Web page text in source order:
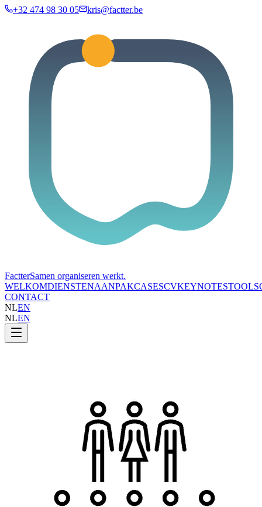
+32 474 98 30 05 kris@factter.be
FactterSamen organiseren werkt.
WELKOMDIENSTENAANPAKCASESCVKEYNOTESTOOLS
CONTACT
NLEN
NLEN